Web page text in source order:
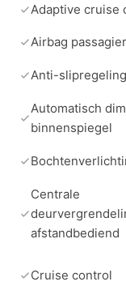
Adaptive cruise
Airbag passagier
Anti-slipregeling
Automatisch
binnenspiegel
Centrale
afstandbediend
Cruise control